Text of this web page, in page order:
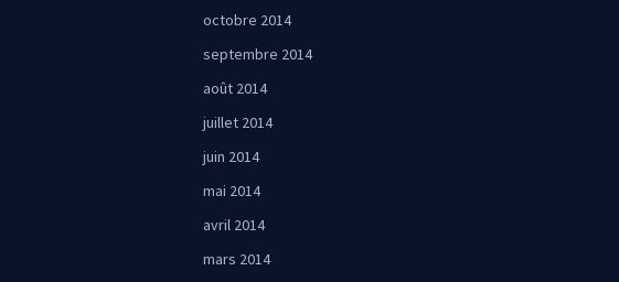
octobre 2014
septembre 2014
août 2014
juillet 2014
juin 2014
mai 2014
avril 2014
mars 2014